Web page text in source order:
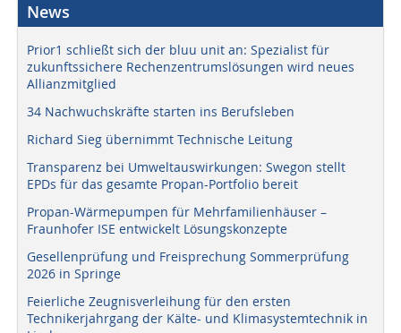
News
Prior1 schließt sich der bluu unit an: Spezialist für
zukunftssichere Rechenzentrumslösungen wird neues
Allianzmitglied
34 Nachwuchskräfte starten ins Berufsleben
Richard Sieg übernimmt Technische Leitung
Transparenz bei Umweltauswirkungen: Swegon stellt
EPDs für das gesamte Propan-Portfolio bereit
Propan-Wärmepumpen für Mehrfamilienhäuser –
Fraunhofer ISE entwickelt Lösungskonzepte
Gesellenprüfung und Freisprechung Sommerprüfung
2026 in Springe
Feierliche Zeugnisverleihung für den ersten
Technikerjahrgang der Kälte- und Klimasystemtechnik in